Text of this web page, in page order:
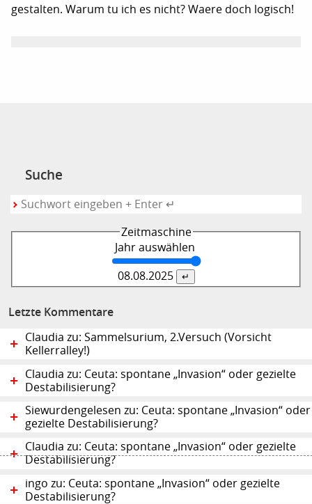
gestalten. Warum tu ich es nicht? Waere doch logisch!
Suche
Zeitmaschine
Jahr auswählen
08.08.2025
Letzte Kommentare
Claudia zu: Sammelsurium, 2.Versuch (Vorsicht
Kellerralley!)
Claudia zu: Ceuta: spontane „Invasion“ oder gezielte
Destabilisierung?
Siewurdengelesen zu: Ceuta: spontane „Invasion“ oder
gezielte Destabilisierung?
Claudia zu: Ceuta: spontane „Invasion“ oder gezielte
Destabilisierung?
ingo zu: Ceuta: spontane „Invasion“ oder gezielte
Destabilisierung?